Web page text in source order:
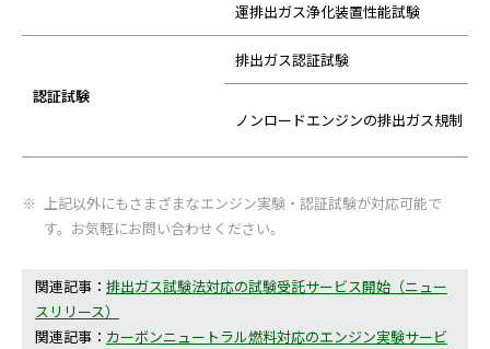
運排出ガス浄化装置性能試験
認証試験
排出ガス認証試験
ノンロードエンジンの排出ガス規制
上記以外にもさまざまなエンジン実験・認証試験が対応可能で
す。お気軽にお問い合わせください。
関連記事： 排出ガス試験法対応の試験受託サービス開始（ニュー
スリリース）
関連記事： カーボンニュートラル燃料対応のエンジン実験サービ